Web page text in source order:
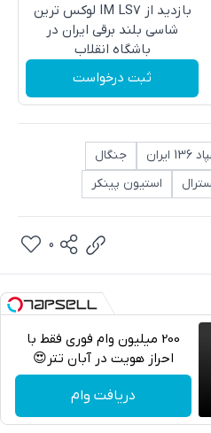
بازدید از IM LS7 لوکس ترین
شاسی بلند برقی ایران در
باشگاه انقلاب
ثبت درخواست
ایران
جنگال
استیون پینکر
واتساپ
0
200 میلیون وام فوری فقط با
احراز هویت در آبان تتر😍
دریافت وام